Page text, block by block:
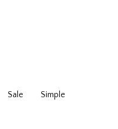
Sale
Simple